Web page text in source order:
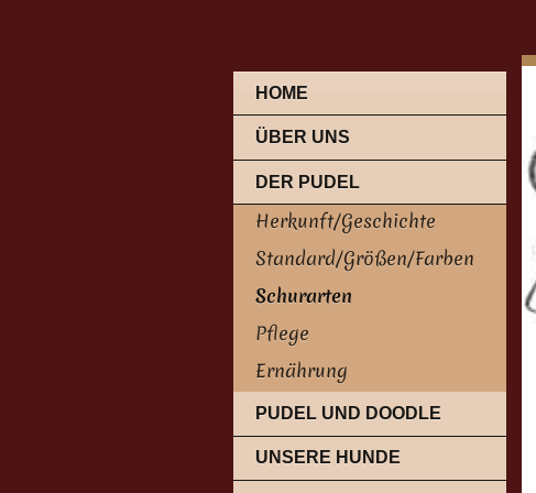
HOME
ÜBER UNS
DER PUDEL
Herkunft/Geschichte
Standard/Größen/Farben
Schurarten
Pflege
Ernährung
PUDEL UND DOODLE
UNSERE HUNDE